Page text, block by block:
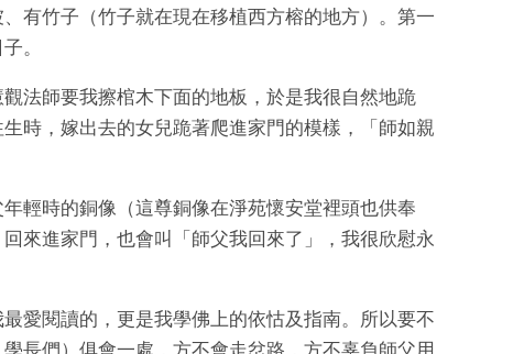
有竹子（竹子就在現在移植西方榕的地方）。第一
。
法師要我擦棺木下面的地板，於是我很自然地跪
時，嫁出去的女兒跪著爬進家門的模樣，「師如親
輕時的銅像（這尊銅像在淨苑懷安堂裡頭也供奉
來進家門，也會叫「師父我回來了」，我很欣慰永
愛閱讀的，更是我學佛上的依怙及指南。所以要不
長們）俱會一處，方不會走岔路，方不辜負師父用